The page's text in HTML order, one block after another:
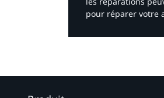
pour réparer votre